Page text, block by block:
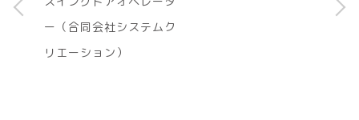
ー（合同会社システムク
リエーション）